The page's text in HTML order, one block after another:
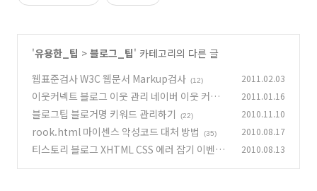
'유용한_팁 > 블로그_팁' 카테고리의 다른 글
웹표준검사 W3C 웹문서 Markup검사 (12) 2011.02.03
이웃커넥트 블로그 이웃 관리 네이버 이웃 커넥트
위젯
(30)
2011.01.16
블로그팁 블로거명 키워드 관리하기 (22) 2010.11.10
rook.html 마이센스 악성코드 대처 방법 (35) 2010.08.17
티스토리 블로그 XHTML CSS 에러 잡기 이벤트 2010.08.13